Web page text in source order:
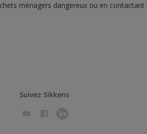
ménagers dangereux ou en contactant
Suivez Sikkens